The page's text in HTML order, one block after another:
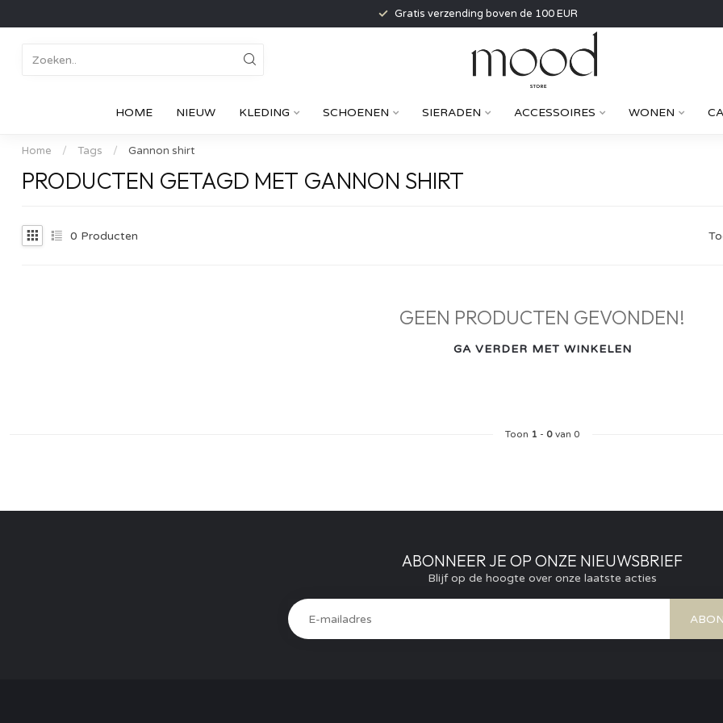
Gratis verzending boven de 100 EUR
HOME NIEUW KLEDING SCHOENEN SIERADEN ACCESSOIRES WONEN
Home / Tags / Gannon shirt
PRODUCTEN GETAGD MET GANNON SHIRT
0 Producten
GEEN PRODUCTEN GEVONDEN!
GA VERDER MET WINKELEN
Toon 1 - 0van 0
ABONNEER JE OP ONZE NIEUWSBRIEF
Blijf op de hoogte over onze laatste acties